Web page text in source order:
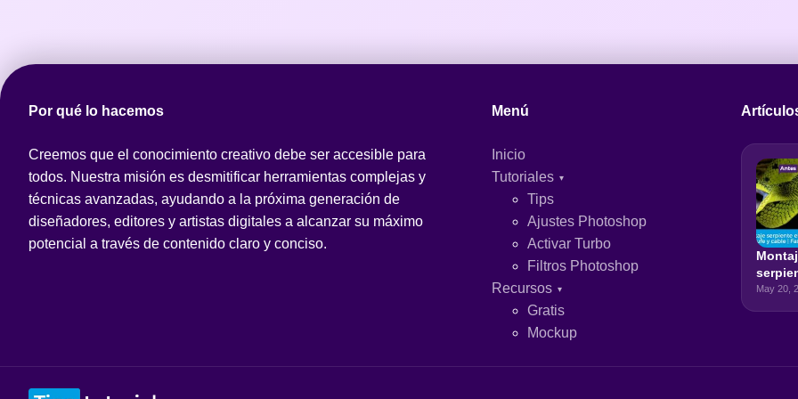
Por qué lo hacemos
Creemos que el conocimiento creativo debe ser accesible para
todos. Nuestra misión es desmitificar herramientas complejas y
técnicas avanzadas, ayudando a la próxima generación de
diseñadores, editores y artistas digitales a alcanzar su máximo
potencial a través de contenido claro y conciso.
Menú
Inicio
Tutoriales
Tips
Ajustes Photoshop
Activar Turbo
Filtros Photoshop
Recursos
Gratis
Mockup
May 20,